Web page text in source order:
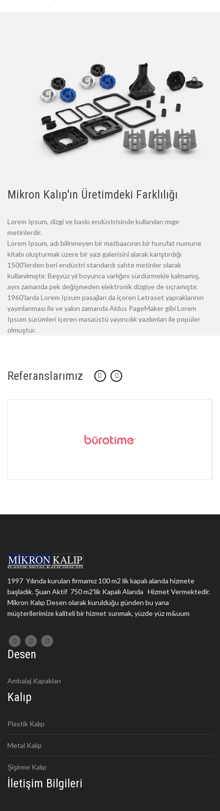
Mikron Kalıp'ın Üretimdeki Farklılığı
Lorem Ipsum, dizgi ve baskı endüstrisinde kullanılan mıgır
metinlerdir.
Lorem Ipsum, adı bilinmeyen bir matbaacının bir hurufat numune
kitabı oluşturmak üzere bir yazı galerisini alarak karıştırdığı
1500'lerden beri endüstri standardı sahte metinler olarak
kullanılmıştır. Beşyüz yıl boyunca varlığını sürdürmekle kalmamış,
aynı zamanda pek değişmeden elektronik dizgiye de sıçramıştır.
1960'larda Lorem Ipsum pasajları da içeren Letraset yapraklarının
yayınlanması ile ve yakın zamanda Aldus PageMaker gibi Lorem
Ipsum sürümleri içeren masaüstü yayıncılık yazılımları ile popüler
olmuştur.
Referanslarımız
1997 Yılında kurulan firmamız 100 m2 lik kapalı alanda hizmete
başladık. Şuan Aktif 750 m2'lik Kapalı Alanda Hizmet Vermektedir.
Mikron Kalıp Desen olarak kurulduğu günden bu yana
müşterilerimize kaliteli bir hizmet sunmak, yüzde yüz m&uum
Desen
Ambalaj Kapakları
Kalıp
Plastik Kalıp
Metal Kalıp
Şişirme Kalıp
İletişim Bilgileri